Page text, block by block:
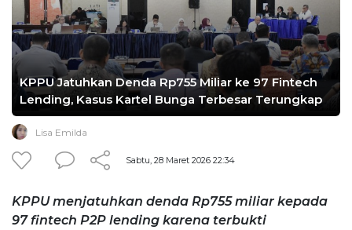
KPPU Jatuhkan Denda Rp755 Miliar ke 97 Fintech
Lending, Kasus Kartel Bunga Terbesar Terungkap
Lisa Emilda
Sabtu, 28 Maret 2026 22:34
KPPU menjatuhkan denda Rp755 miliar kepada
97 fintech P2P lending karena terbukti